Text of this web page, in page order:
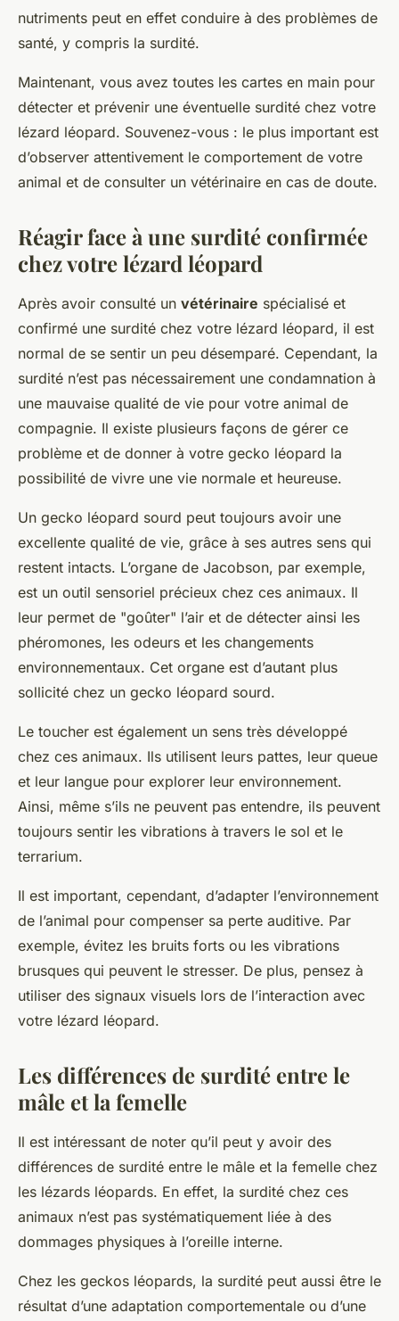
nutriments peut en effet conduire à des problèmes de
santé, y compris la surdité.
Maintenant, vous avez toutes les cartes en main pour
détecter et prévenir une éventuelle surdité chez votre
lézard léopard. Souvenez-vous : le plus important est
d’observer attentivement le comportement de votre
animal et de consulter un vétérinaire en cas de doute.
Réagir face à une surdité confirmée
chez votre lézard léopard
Après avoir consulté un vétérinaire spécialisé et
confirmé une surdité chez votre lézard léopard, il est
normal de se sentir un peu désemparé. Cependant, la
surdité n’est pas nécessairement une condamnation à
une mauvaise qualité de vie pour votre animal de
compagnie. Il existe plusieurs façons de gérer ce
problème et de donner à votre gecko léopard la
possibilité de vivre une vie normale et heureuse.
Un gecko léopard sourd peut toujours avoir une
excellente qualité de vie, grâce à ses autres sens qui
restent intacts. L’organe de Jacobson, par exemple,
est un outil sensoriel précieux chez ces animaux. Il
leur permet de "goûter" l’air et de détecter ainsi les
phéromones, les odeurs et les changements
environnementaux. Cet organe est d’autant plus
sollicité chez un gecko léopard sourd.
Le toucher est également un sens très développé
chez ces animaux. Ils utilisent leurs pattes, leur queue
et leur langue pour explorer leur environnement.
Ainsi, même s’ils ne peuvent pas entendre, ils peuvent
toujours sentir les vibrations à travers le sol et le
terrarium.
Il est important, cependant, d’adapter l’environnement
de l’animal pour compenser sa perte auditive. Par
exemple, évitez les bruits forts ou les vibrations
brusques qui peuvent le stresser. De plus, pensez à
utiliser des signaux visuels lors de l’interaction avec
votre lézard léopard.
Les différences de surdité entre le
mâle et la femelle
Il est intéressant de noter qu’il peut y avoir des
différences de surdité entre le mâle et la femelle chez
les lézards léopards. En effet, la surdité chez ces
animaux n’est pas systématiquement liée à des
dommages physiques à l’oreille interne.
Chez les geckos léopards, la surdité peut aussi être le
résultat d’une adaptation comportementale ou d’une